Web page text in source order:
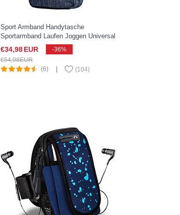
Sport Armband Handytasche
Sportarmband Laufen Joggen Universal
A06 für Google Pixel 3 XL Blau
€34,98EUR
-36%
€54,98EUR
(6)
(104)